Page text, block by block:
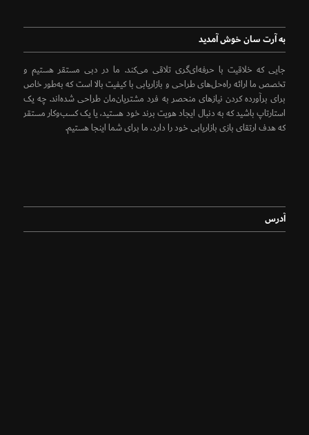
به آرت سان خوش آمدید
جایی که خلاقیت با حرفه‌ای‌گری تلاقی می‌کند. ما در دبی مستقر هستیم و
تخصص ما ارائه راه‌حل‌های طراحی و بازاریابی با کیفیت بالا است که به‌طور خاص
برای برآورده کردن نیازهای منحصر به فرد مشتریان‌مان طراحی شده‌اند. چه یک
استارتاپ باشید که به دنبال ایجاد هویت برند خود هستید، یا یک کسب‌وکار مستقر
که هدف ارتقای بازی بازاریابی خود را دارد، ما برای شما اینجا هستیم.
آدرس